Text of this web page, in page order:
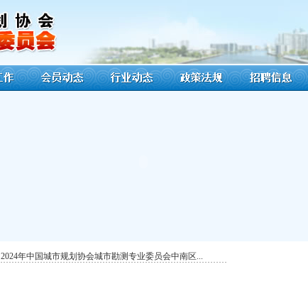
2024年中国城市规划协会城市勘测专业委员会中南区...